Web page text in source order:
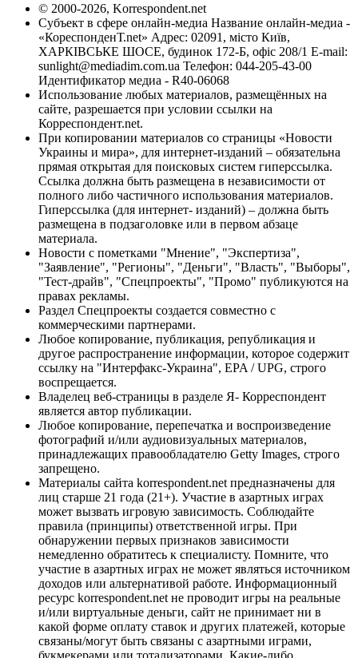
© 2000-2026, Korrespondent.net
Субъект в сфере онлайн-медиа Название онлайн-медиа -
«КореспонденТ.net» Адрес: 02091, місто Київ,
ХАРКІВСЬКЕ ШОСЕ, будинок 172-Б, офіс 208/1 E-mail:
sunlight@mediadim.com.ua Телефон: 044-205-43-00
Идентификатор медиа - R40-06068
Использование любых материалов, размещённых на
сайте, разрешается при условии ссылки на
Корреспондент.net.
При копировании материалов со страницы «Новости
Украины и мира», для интернет-изданий – обязательна
прямая открытая для поисковых систем гиперссылка.
Ссылка должна быть размещена в независимости от
полного либо частичного использования материалов.
Гиперссылка (для интернет- изданий) – должна быть
размещена в подзаголовке или в первом абзаце
материала.
Новости с пометками "Мнение", "Экспертиза",
"Заявление", "Регионы", "Деньги", "Власть", "Выборы",
"Тест-драйв", "Спецпроекты", "Промо" публикуются на
правах рекламы.
Раздел Спецпроекты создается совместно с
коммерческими партнерами.
Любое копирование, публикация, републикация и
другое распространение информации, которое содержит
ссылку на "Интерфакс-Украина", EPA / UPG, строго
воспрещается.
Владелец веб-страницы в разделе Я- Корреспондент
является автор публикации.
Любое копирование, перепечатка и воспроизведение
фотографий и/или аудиовизуальных материалов,
принадлежащих правообладателю Getty Images, строго
запрещено.
Материалы сайта korrespondent.net предназначены для
лиц старше 21 года (21+). Участие в азартных играх
может вызвать игровую зависимость. Соблюдайте
правила (принципы) ответственной игры. При
обнаружении первых признаков зависимости
немедленно обратитесь к специалисту. Помните, что
участие в азартных играх не может являться источником
доходов или альтернативой работе. Информационный
ресурс korrespondent.net не проводит игры на реальные
и/или виртуальные деньги, сайт не принимает ни в
какой форме оплату ставок и других платежей, которые
связаны/могут быть связаны с азартными играми,
букмекерами или тотализаторами. Какие-либо